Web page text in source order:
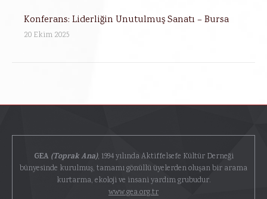
Konferans: Liderliğin Unutulmuş Sanatı – Bursa
20 Ekim 2025
GEA (Toprak Ana), 1994 yılında Aktiffelsefe Kültür Derneği
bünyesinde kurulmuş, tamamı gönüllü üyelerden oluşan bir arama
kurtarma, ekoloji ve insani yardım grubudur.
www.gea.org.tr